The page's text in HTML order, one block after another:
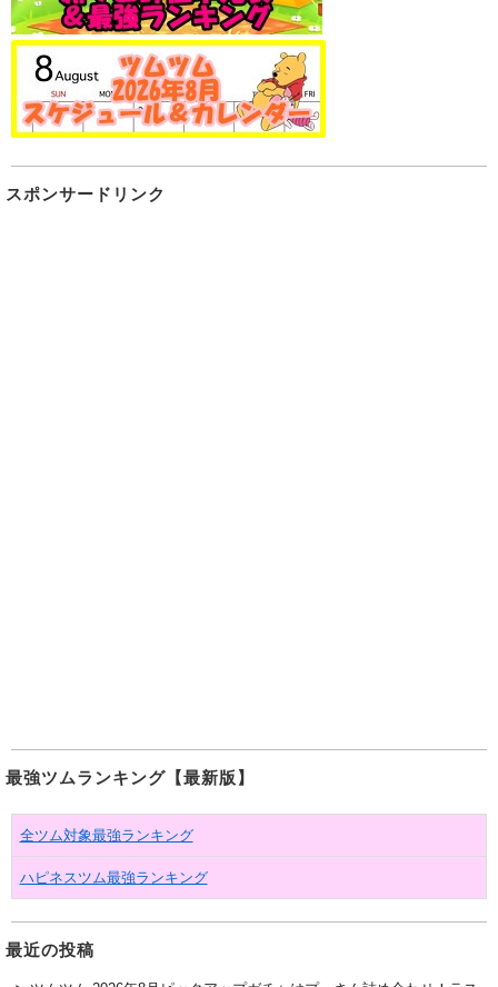
スポンサードリンク
最強ツムランキング【最新版】
全ツム対象最強ランキング
ハピネスツム最強ランキング
最近の投稿